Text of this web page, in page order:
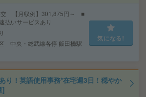
交 【月収例】301,875円～ ■
払いサービスあり
中央・総武線各停 飯田橋駅
気になる!
り！英語使用事務*在宅週3日！穏やか
]